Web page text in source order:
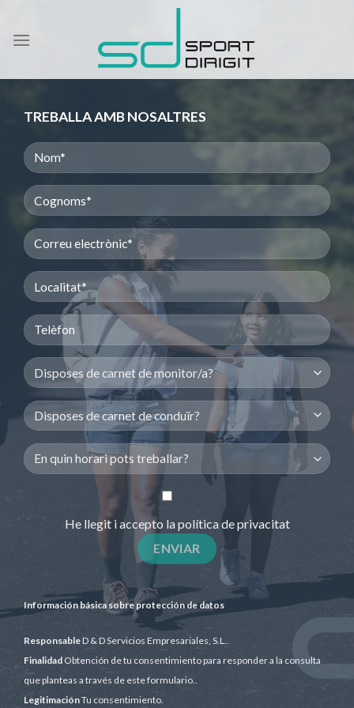
content
TREBALLA AMB NOSALTRES
He llegit i accepto lapolítica de privacitat
Información básica sobre protección de datos
ResponsableD & D Servicios Empresariales, S.L..
Finalidad Obtención de tu consentimiento para responder a la consulta
que planteas a través de este formulario..
LegitimaciónTu consentimiento.